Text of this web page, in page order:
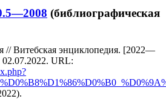
(библиографическая
// Витебская энциклопедия. [2022—
02.07.2022. URL: